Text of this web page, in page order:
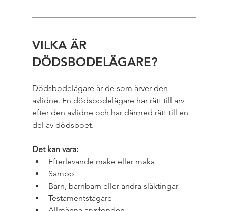
VILKA ÄR
DÖDSBODELÄGARE?
Dödsbodelägare är de som ärver den
avlidne. En dödsbodelägare har rätt till arv
efter den avlidne och har därmed rätt till en
del av dödsboet.
Det kan vara:
Efterlevande make eller maka
Sambo
Barn, barnbarn eller andra släktingar
Testamentstagare